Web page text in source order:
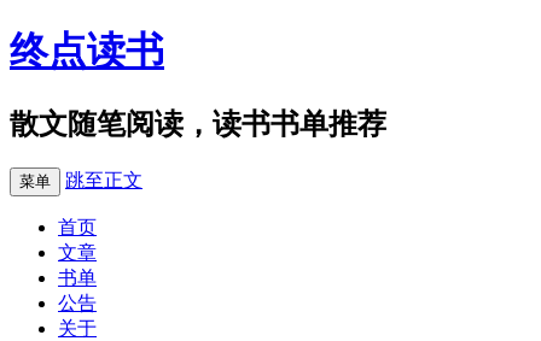
终点读书
散文随笔阅读，读书书单推荐
菜单 跳至正文
首页
文章
书单
公告
关于